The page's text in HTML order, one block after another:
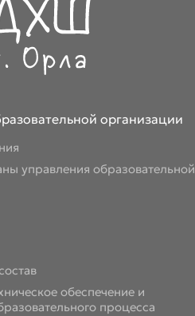
организации
управления образовательной
обеспечение и
процесса